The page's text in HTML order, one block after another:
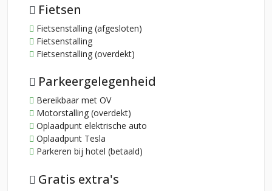
Fietsen
Fietsenstalling (afgesloten)
Fietsenstalling
Fietsenstalling (overdekt)
Parkeergelegenheid
Bereikbaar met OV
Motorstalling (overdekt)
Oplaadpunt elektrische auto
Oplaadpunt Tesla
Parkeren bij hotel (betaald)
Gratis extra's